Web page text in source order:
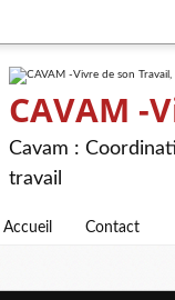
CAVAM -
Cavam :
travail
Accueil Contact